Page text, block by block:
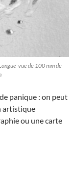
vue de 100 mm de
panique : on peut
artistique
ou une carte